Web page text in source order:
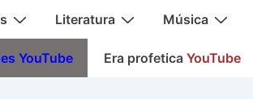
Literatura Música
YouTube Era profetica YouTube